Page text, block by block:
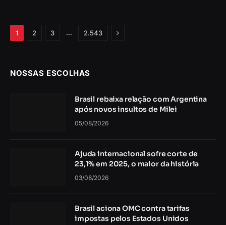
1 2 3 … 2.543 Próximo
NOSSAS ESCOLHAS
Brasil rebaixa relação com Argentina
após novos insultos de Milei
05/08/2026
Ajuda internacional sofre corte de
23,1% em 2025, o maior da história
03/08/2026
Brasil aciona OMC contra tarifas
impostas pelos Estados Unidos